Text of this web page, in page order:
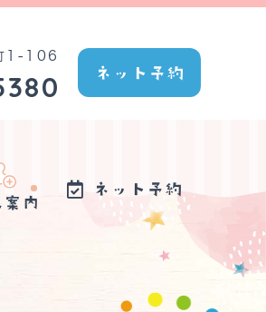
1-106
ネット予約
案内
ネット予約